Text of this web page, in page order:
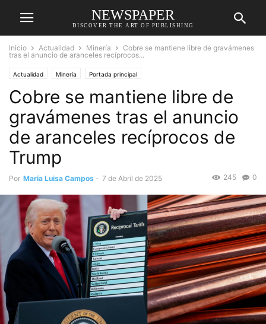
NEWSPAPER
DISCOVER THE ART OF PUBLISHING
Inicio Actualidad Minería
Cobre se mantiene libre de gravámenes
tras el anuncio de aranceles recíprocos...
Actualidad Minería Portada principal
Cobre se mantiene libre de
gravámenes tras el anuncio
de aranceles recíprocos de
Trump
Por María Luisa Campos - 7 de Abril de 2025 0
245